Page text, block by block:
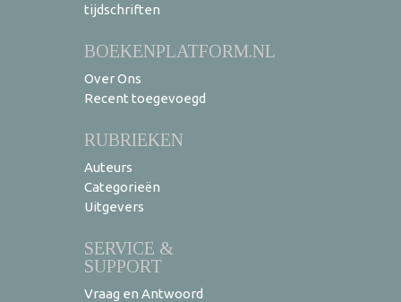
tijdschriften
BOEKENPLATFORM.NL
Over Ons
Recent toegevoegd
RUBRIEKEN
Auteurs
Categorieën
Uitgevers
SERVICE &
SUPPORT
Vraag en Antwoord